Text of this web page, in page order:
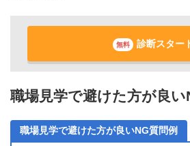
無料 診断スター
職場見学で避けた方が良い
職場見学で避けた方が良いNG質問例